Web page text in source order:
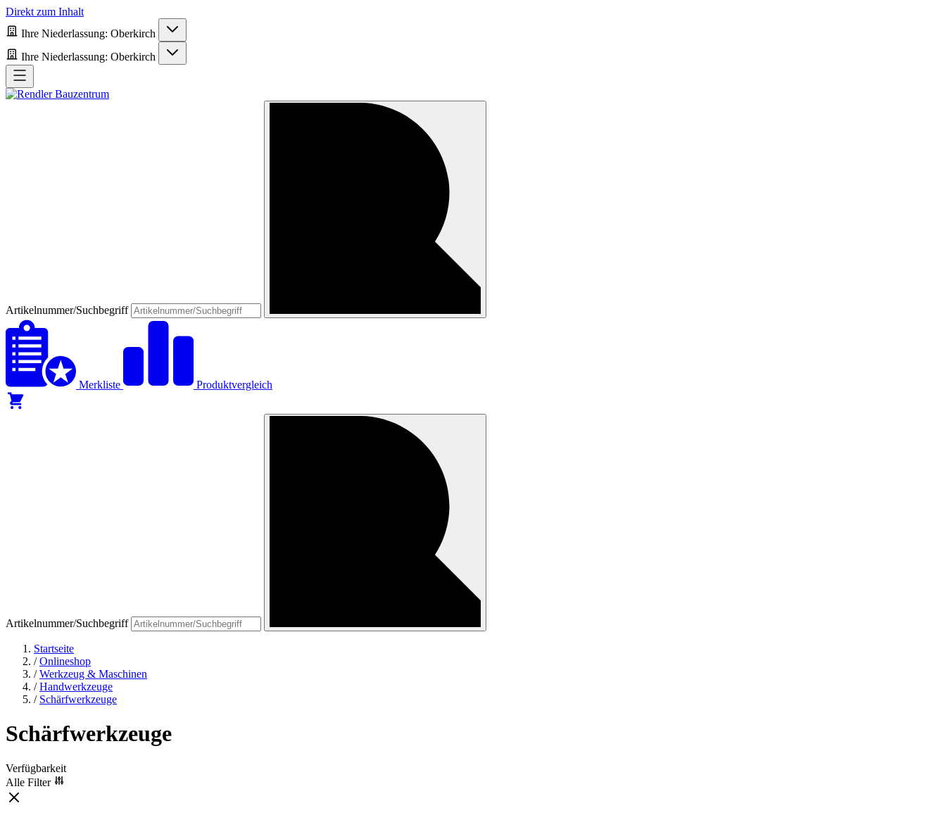
Direkt zum Inhalt
Ihre Niederlassung: Oberkirch
Ihre Niederlassung: Oberkirch
Artikelnummer/Suchbegriff
Merkliste Produktvergleich
Artikelnummer/Suchbegriff
Startseite
/ Onlineshop
/ Werkzeug & Maschinen
/ Handwerkzeuge
/ Schärfwerkzeuge
Schärfwerkzeuge
Verfügbarkeit
Alle Filter